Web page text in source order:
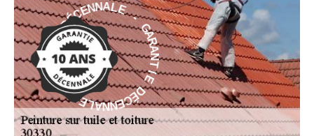
G
A
R
A
N
T
I
E
D
É
C
E
NNALE - GAR
A
N
T
I
E
D
É
C
E
N
N
A
L
E
-